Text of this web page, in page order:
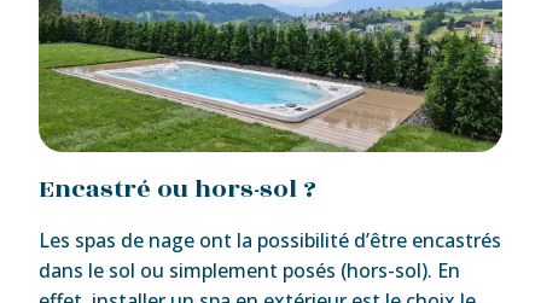
Encastré ou hors-sol ?
Les spas de nage ont la possibilité d’être encastrés
dans le sol ou simplement posés (hors-sol). En